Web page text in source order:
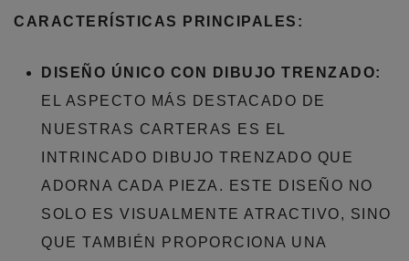
CARACTERÍSTICAS PRINCIPALES:
DISEÑO ÚNICO CON DIBUJO TRENZADO:
EL ASPECTO MÁS DESTACADO DE
NUESTRAS CARTERAS ES EL
INTRINCADO DIBUJO TRENZADO QUE
ADORNA CADA PIEZA. ESTE DISEÑO NO
SOLO ES VISUALMENTE ATRACTIVO, SINO
QUE TAMBIÉN PROPORCIONA UNA